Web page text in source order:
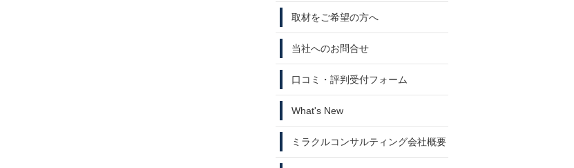
取材をご希望の方へ
当社へのお問合せ
口コミ・評判受付フォーム
What's New
ミラクルコンサルティング会社概要